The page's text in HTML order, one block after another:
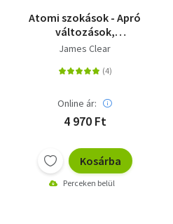
Atomi szokások - Apró
változások,
kiemelkedő
James Clear
Online ár:
4 970 Ft
Kosárba
Perceken belül